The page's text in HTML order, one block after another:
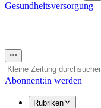
Gesundheitsversorgung
Abonnent:in werden
Rubriken